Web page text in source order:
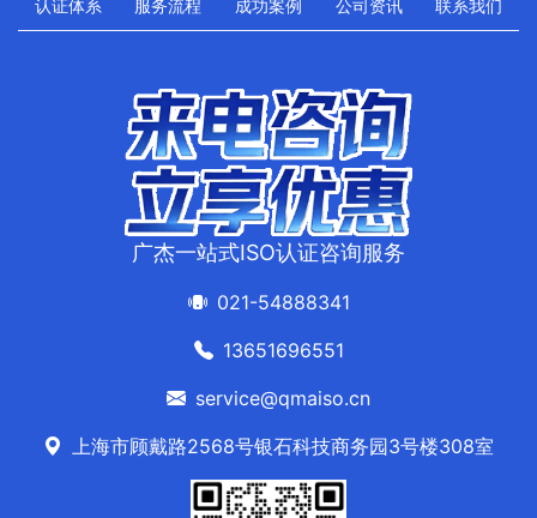
认证体系 服务流程 成功案例 公司资讯 联系我们
广杰一站式ISO认证咨询服务
021-54888341
13651696551
service@qmaiso.cn
上海市顾戴路2568号银石科技商务园3号楼308室